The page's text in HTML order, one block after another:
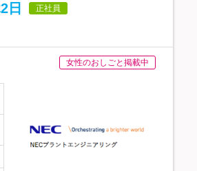
日 正社員
女性のおしごと掲載中